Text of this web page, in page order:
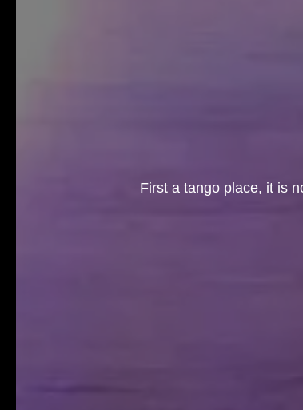
First a tango place, it is